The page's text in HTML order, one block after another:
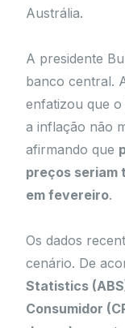
Austrália.
A presidente
banco central.
enfatizou que o
a inflação não
afirmando que
preços seriam
em fevereiro.
Os dados
cenário. De
Statistics
Consumidor